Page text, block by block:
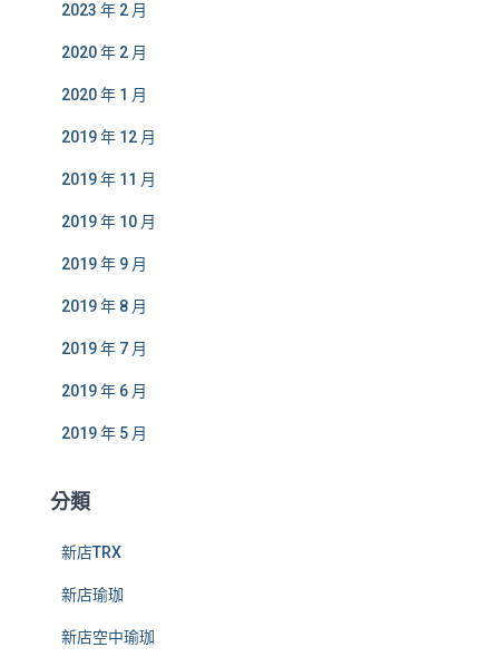
2023 年 2 月
2020 年 2 月
2020 年 1 月
2019 年 12 月
2019 年 11 月
2019 年 10 月
2019 年 9 月
2019 年 8 月
2019 年 7 月
2019 年 6 月
2019 年 5 月
分類
新店TRX
新店瑜珈
新店空中瑜珈